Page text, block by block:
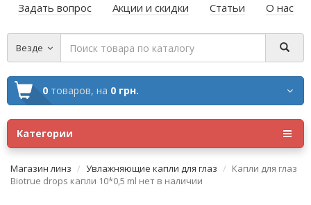
Задать вопрос Акции и скидки Статьи О нас
Везде
0 товаров, на 0 грн.
Категории
Магазин линз Увлажняющие капли для глаз
Капли для глаз
Biotrue drops капли 10*0,5 ml нет в наличии